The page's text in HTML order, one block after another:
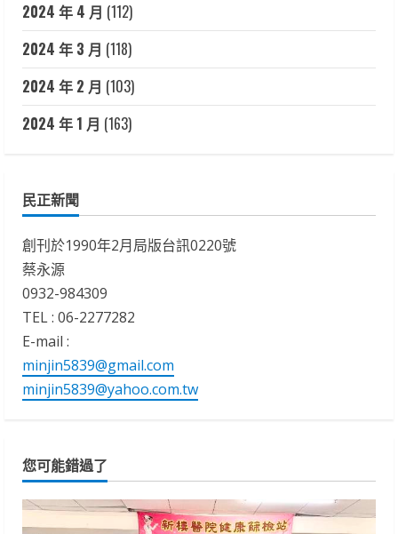
2024 年 4 月 (112)
2024 年 3 月 (118)
2024 年 2 月 (103)
2024 年 1 月 (163)
民正新聞
創刊於1990年2月局版台訊0220號
蔡永源
0932-984309
TEL : 06-2277282
E-mail :
minjin5839@gmail.com
minjin5839@yahoo.com.tw
您可能錯過了